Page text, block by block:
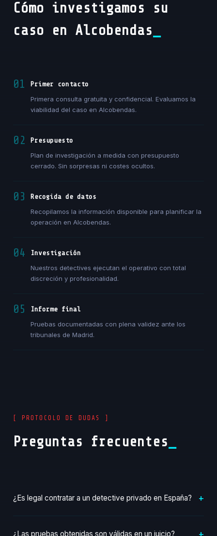
Cómo investigamos su
caso en Alcobendas
01
Primer contacto
Primera consulta gratuita y confidencial. Evaluamos la
viabilidad del caso en Alcobendas.
02
Presupuesto
Plan de investigación a medida con presupuesto
cerrado. Sin sorpresas ni costes ocultos.
03
Recogida de datos
Recopilamos la información disponible para planificar la
operación en Alcobendas.
04
Investigación
Nuestros detectives ejecutan el operativo con total
discreción y profesionalidad.
05
Informe final
Pruebas documentadas con plena validez ante los
tribunales de Madrid.
[ PROTOCOLO DE DUDAS ]
Preguntas frecuentes
¿Es legal contratar a un detective privado en España? +
por la Ley 5/2014 de Seguridad Privada. Operamos con
¿Las pruebas obtenidas son válidas en un juicio?